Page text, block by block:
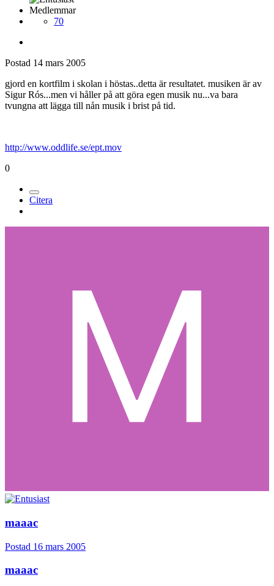
Medlemmar
70
Postad 14 mars 2005
gjord en kortfilm i skolan i höstas..detta är resultatet. musiken är av
Sigur Rós...men vi håller på att göra egen musik nu...va bara
tvungna att lägga till nån musik i brist på tid.
http://www.oddlife.se/ept.mov
0
Citera
maaac
Postad 16 mars 2005
maaac